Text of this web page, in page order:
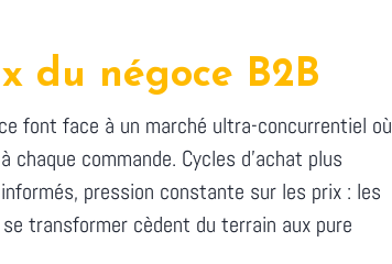
du négoce B2B
font face à un marché ultra-concurrentiel où
chaque commande. Cycles d'achat plus
pression constante sur les prix : les
transformer cèdent du terrain aux pure